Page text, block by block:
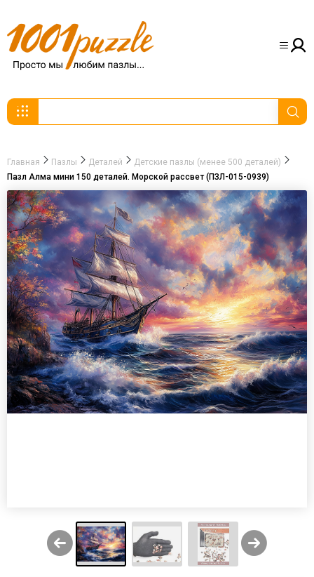
Главная Пазлы Деталей
Детские пазлы (менее 500 деталей)
Пазл Алма мини 150 деталей. Морской рассвет (ПЗЛ-015-0939)